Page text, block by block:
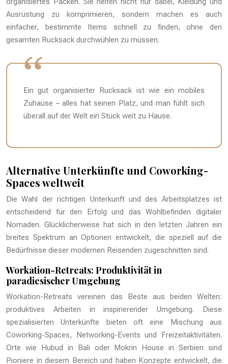
Ausrüstung zu komprimieren, sondern machen es auch
einfacher, bestimmte Items schnell zu finden, ohne den
gesamten Rucksack durchwühlen zu müssen.
Ein gut organisierter Rucksack ist wie ein mobiles
Zuhause – alles hat seinen Platz, und man fühlt sich
überall auf der Welt ein Stück weit zu Hause.
Alternative Unterkünfte und Coworking-
Spaces weltweit
Die Wahl der richtigen Unterkunft und des Arbeitsplatzes ist
entscheidend für den Erfolg und das Wohlbefinden digitaler
Nomaden. Glücklicherweise hat sich in den letzten Jahren ein
breites Spektrum an Optionen entwickelt, die speziell auf die
Bedürfnisse dieser modernen Reisenden zugeschnitten sind.
Workation-Retreats: Produktivität in
paradiesischer Umgebung
Workation-Retreats vereinen das Beste aus beiden Welten:
produktives Arbeiten in inspirierender Umgebung. Diese
spezialisierten Unterkünfte bieten oft eine Mischung aus
Coworking-Spaces, Networking-Events und Freizeitaktivitäten.
Orte wie Hubud in Bali oder Mokrin House in Serbien sind
Pioniere in diesem Bereich und haben Konzepte entwickelt, die